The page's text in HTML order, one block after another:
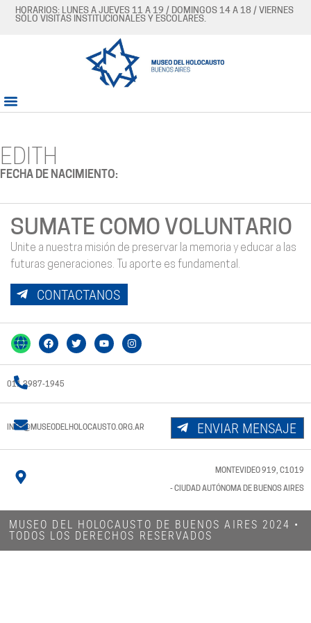
HORARIOS: LUNES A JUEVES 11 A 19 / DOMINGOS 14 A 18 / VIERNES
SÓLO VISITAS INSTITUCIONALES Y ESCOLARES.
EDITH
FECHA DE NACIMIENTO:
SUMATE COMO VOLUNTARIO
Unite a nuestra misión de preservar la memoria y educar a las
futuras generaciones. Tu aporte es fundamental.
CONTACTANOS
011 3987-1945
INFO@MUSEODELHOLOCAUSTO.ORG.AR ENVIAR MENSAJE
MONTEVIDEO 919, C1019
- CIUDAD AUTÓNOMA DE BUENOS AIRES
MUSEO DEL HOLOCAUSTO DE BUENOS AIRES 2024​ •
TODOS LOS DERECHOS RESERVADOS